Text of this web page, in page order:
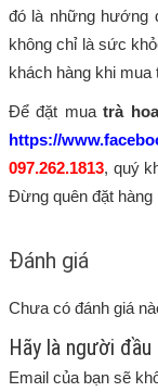
đó là những hướng
không chỉ là sức
khách hàng khi mua
Để đặt muatrà
https://
097.262.1813, quý
Đừng quên đặt hàng
Đánh giá
Chưa có đánh giá
Hãy là người đầu
Email của bạn sẽ